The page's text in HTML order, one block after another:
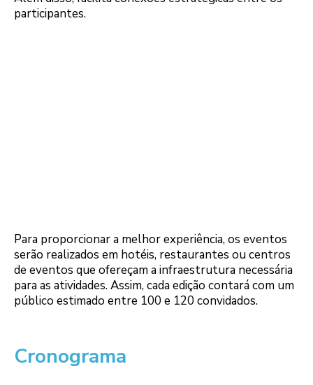
participantes.
Para proporcionar a melhor experiência, os eventos
serão realizados em hotéis, restaurantes ou centros
de eventos que ofereçam a infraestrutura necessária
para as atividades. Assim, cada edição contará com um
público estimado entre 100 e 120 convidados.
Cronograma